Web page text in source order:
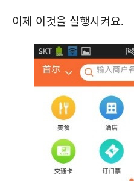
이제 이것을 실행시켜요.